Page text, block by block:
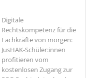
Digitale
Rechtskompetenz für die
Fachkräfte von morgen:
JusHAK-Schüler:innen
profitieren vom
kostenlosen Zugang zur